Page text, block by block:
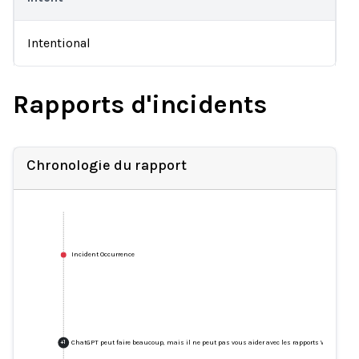
Intentional
Rapports d'incidents
Chronologie du rapport
Incident Occurrence
+1 ChatGPT peut faire beaucoup, mais il ne peut pas vous aider avec les rapports White Hat